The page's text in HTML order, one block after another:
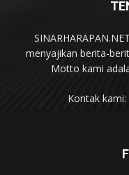
menyajikan berita-
Motto kami
Kontak kami: